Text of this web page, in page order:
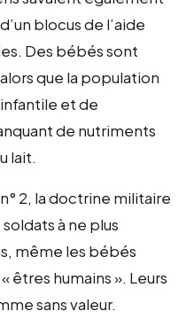
blocus de l’aide
Des bébés sont
que la population
et de
de nutriments
lait.
2, la doctrine militaire
à ne plus
même les bébés
êtres humains ». Leurs
sans valeur.